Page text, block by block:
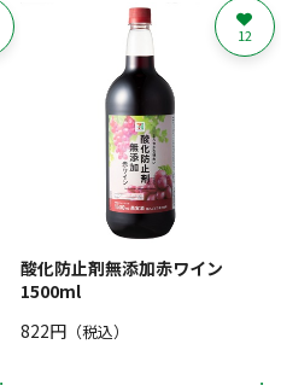
酸化防止剤無添加赤ワイン
1500ml
822円（税込）
12